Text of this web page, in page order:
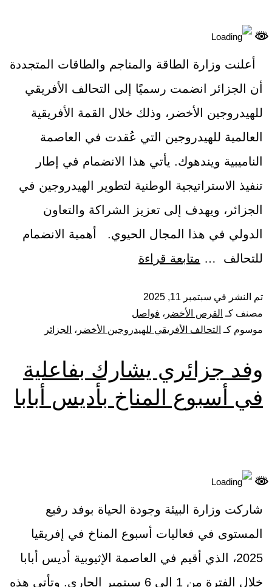
أعلنت وزارة الطاقة والمناجم والطاقات المتجددة
أن الجزائر انضمت رسميًا إلى التحالف الأفريقي
للهيدروجين الأخضر، وذلك خلال القمة الأفريقية
العالمية للهيدروجين التي عُقدت في العاصمة
الناميبية ويندهوك. يأتي هذا الانضمام في إطار
تنفيذ الاستراتيجية الوطنية لتطوير الهيدروجين في
الجزائر، ويهدف إلى تعزيز الشراكة والتعاون
الدولي في هذا المجال الحيوي. أهمية الانضمام
للتحالف … متابعة قراءة
تم النشر في سبتمبر 11, 2025
مصنف كـ القرص الأخضر ، فواصل
موسوم كـ التحالف الأفريقي للهيدروجين الأخضر ، الجزائر
وفد جزائري يشارك بفاعلية
في أسبوع المناخ بأديس أبابا
شاركت وزارة البيئة وجودة الحياة بوفد رفيع
المستوى في فعاليات أسبوع المناخ في إفريقيا
2025، الذي أقيم في العاصمة الإثيوبية أديس أبابا
خلال الفترة من 1 إلى 6 سبتمبر الجاري. وتأتي هذه